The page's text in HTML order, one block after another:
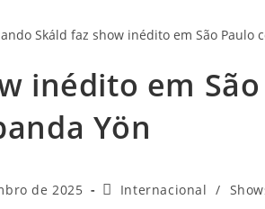
inédito em
Yön
de 2025
Categoria
Internacional /